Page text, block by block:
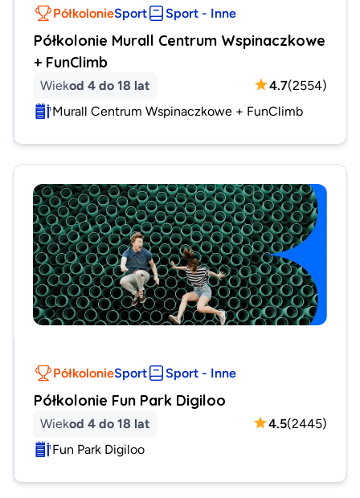
PółkolonieSport Sport - Inne
Półkolonie Murall Centrum Wspinaczkowe
+ FunClimb
Wiekod 4 do 18 lat 4.7(2554)
Murall Centrum Wspinaczkowe + FunClimb
PółkolonieSport Sport - Inne
Półkolonie Fun Park Digiloo
Wiekod 4 do 18 lat 4.5(2445)
Fun Park Digiloo